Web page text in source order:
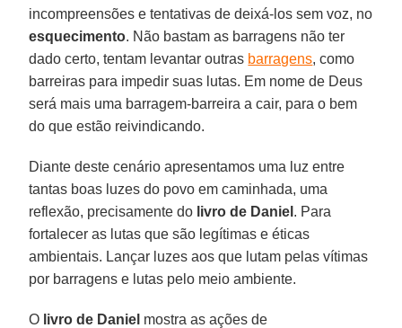
incompreensões e tentativas de deixá-los sem voz, no
esquecimento. Não bastam as barragens não ter
dado certo, tentam levantar outras barragens, como
barreiras para impedir suas lutas. Em nome de Deus
será mais uma barragem-barreira a cair, para o bem
do que estão reivindicando.
Diante deste cenário apresentamos uma luz entre
tantas boas luzes do povo em caminhada, uma
reflexão, precisamente do livro de Daniel . Para
fortalecer as lutas que são legítimas e éticas
ambientais. Lançar luzes aos que lutam pelas vítimas
por barragens e lutas pelo meio ambiente.
O livro de Daniel mostra as ações de